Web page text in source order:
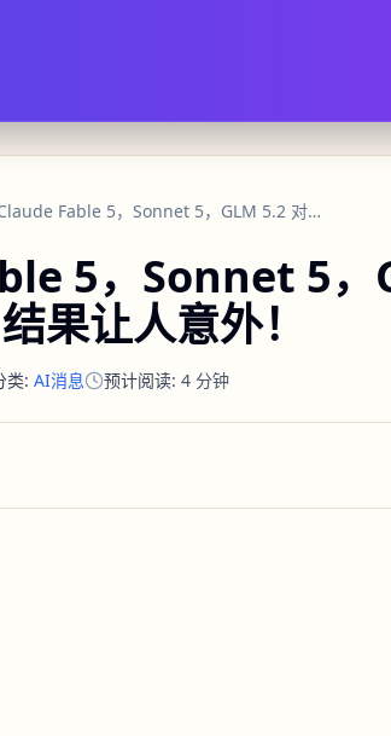
Claude Fable 5，Sonnet 5，GLM 5.2 对比实测，结果让人意外！
5，Sonnet 5，
果让人意外！
类: AI消息 预计阅读: 4 分钟